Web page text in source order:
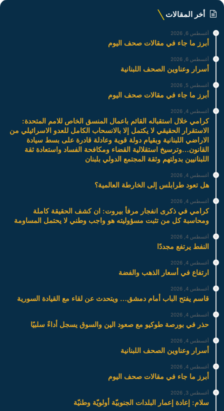
أخر المقالات
أغسطس 6, 2026
أبرز ما جاء في مقالات صحف اليوم
أغسطس 6, 2026
أسرار وعناوين الصحف اللبنانية
أغسطس 5, 2026
أبرز ما جاء في مقالات صحف اليوم
أغسطس 4, 2026
كرامي خلال استقباله القائم باعمال المنسق الخاص للامم المتحدة:
الاستقرار الحقيقي لا يكتمل إلا بالانسحاب الكامل للعدو الاسرائيلي من
الاراضي اللبنانية وبقيام دولة قوية وعادلة قادرة على بسط سيادة
القانون…وترسيخ استقلالية القضاء ومكافحة الفساد واستعادة ثقة
اللبنانيين بدولتهم وثقة المجتمع الدولي بلبنان
أغسطس 4, 2026
هل تعود طرابلس إلى الخارطة العالمية؟
أغسطس 4, 2026
كرامي في ذكرى انفجار مرفأ بيروت: ان كشف الحقيقة كاملة
ومحاسبة كل من تثبت مسؤوليته هو واجب وطني لا يحتمل المساومة
أغسطس 4, 2026
النفط يرتفع مجددًا
أغسطس 4, 2026
ارتفاع في أسعار الذهب والفضة
أغسطس 4, 2026
قاسم يفتح الباب أمام دمشق… ويتحدث عن لقاء مع القيادة السورية
أغسطس 4, 2026
حذر في بورصة طوكيو مع صعود الين والسوق يسجل أداءً سلبيًا
أغسطس 4, 2026
أسرار وعناوين الصحف اللبنانية
أغسطس 4, 2026
أبرز ما جاء في مقالات صحف اليوم
أغسطس 3, 2026
سلام: إعادة إعمار البلدات الجنوبيّة أولويّة وطنيّة